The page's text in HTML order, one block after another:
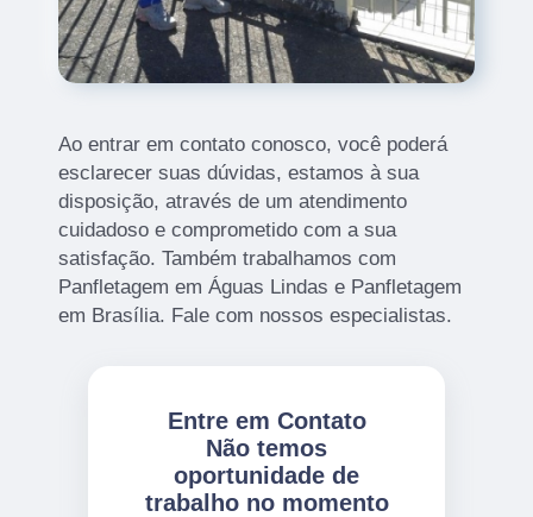
Ao entrar em contato conosco, você poderá
esclarecer suas dúvidas, estamos à sua
disposição, através de um atendimento
cuidadoso e comprometido com a sua
satisfação. Também trabalhamos com
Panfletagem em Águas Lindas e Panfletagem
em Brasília. Fale com nossos especialistas.
Entre em Contato
Não temos
oportunidade de
trabalho no momento